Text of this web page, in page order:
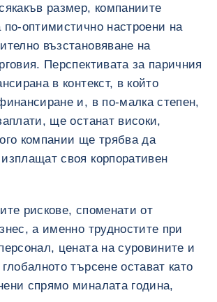
размер, компаниите
по-оптимистично настроени на
възстановяване на
Перспективата за паричния
в контекст, в който
и, в по-малка степен,
ще останат високи,
компании ще трябва да
своя корпоративен
рискове, споменати от
а именно трудностите при
цената на суровините и
търсене остават като
спрямо миналата година,